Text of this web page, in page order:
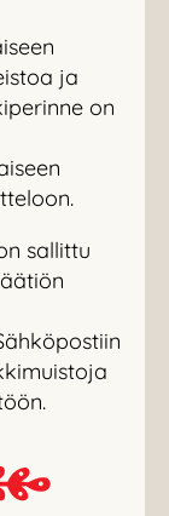
ja
on
sallittu